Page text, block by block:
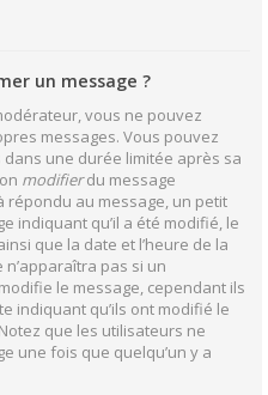
un message ?
vous ne pouvez
messages. Vous pouvez
une durée limitée après sa
modifierdu message
répondu au message, un petit
indiquant qu’il a été modifié, le
que la date et l’heure de la
pas si un
le message, cependant ils
indiquant qu’ils ont modifié le
que les utilisateurs ne
une fois que quelqu’un y a